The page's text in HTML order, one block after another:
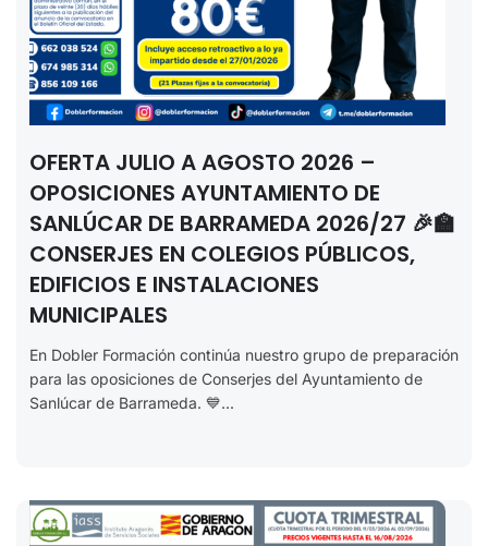
OFERTA JULIO A AGOSTO 2026 –
OPOSICIONES AYUNTAMIENTO DE
SANLÚCAR DE BARRAMEDA 2026/27 🎉🏫
CONSERJES EN COLEGIOS PÚBLICOS,
EDIFICIOS E INSTALACIONES
MUNICIPALES
En Dobler Formación continúa nuestro grupo de preparación
para las oposiciones de Conserjes del Ayuntamiento de
Sanlúcar de Barrameda. 💙...